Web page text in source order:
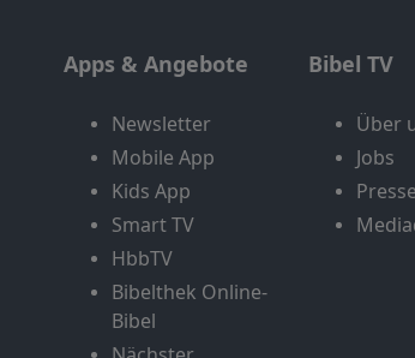
Apps & Angebote
Newsletter
Mobile App
Kids App
Smart TV
HbbTV
Bibelthek Online-
Bibel
Bibel TV
Über
Jobs
Presse